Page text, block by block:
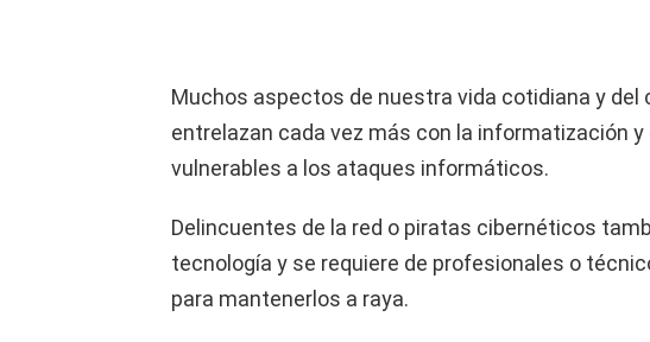
Muchos aspectos de nuestra vida cotidiana y del
entrelazan cada vez más con la informatización y
vulnerables a los ataques informáticos.
Delincuentes de la red o piratas cibernéticos
tecnología y se requiere de profesionales o
para mantenerlos a raya.